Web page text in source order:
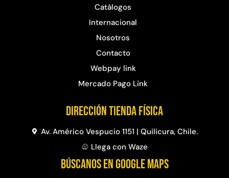
Catálogos
Internacional
Nosotros
Contacto
Webpay link
Mercado Pago Link
Dirección Tienda física
Av. Américo Vespucio 1151 | Quilicura, Chile.
Llega con Waze
BÚSCANOS EN GOOGLE MAPS